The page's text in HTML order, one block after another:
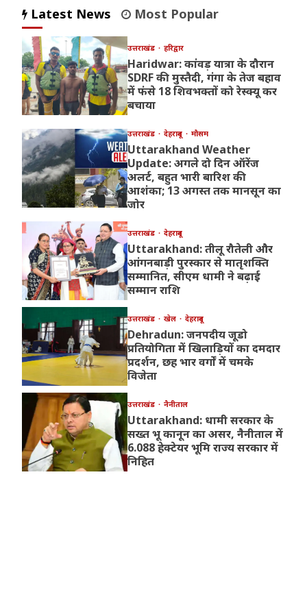
Latest News Most Popular
उत्तराखंड हरिद्वार
Haridwar: कांवड़ यात्रा के दौरान
SDRF की मुस्तैदी, गंगा के तेज बहाव
में फंसे 18 शिवभक्तों को रेस्क्यू कर
बचाया
उत्तराखंड देहरादून मौसम
Uttarakhand Weather
Update: अगले दो दिन ऑरेंज
अलर्ट, बहुत भारी बारिश की
आशंका; 13 अगस्त तक मानसून का
जोर
उत्तराखंड देहरादून
Uttarakhand: तीलू रौतेली और
आंगनबाड़ी पुरस्कार से मातृशक्ति
सम्मानित, सीएम धामी ने बढ़ाई
सम्मान राशि
उत्तराखंड खेल देहरादून
Dehradun: जनपदीय जूडो
प्रतियोगिता में खिलाड़ियों का दमदार
प्रदर्शन, छह भार वर्गों में चमके
विजेता
उत्तराखंड नैनीताल
Uttarakhand: धामी सरकार के
सख्त भू कानून का असर, नैनीताल में
6.088 हेक्टेयर भूमि राज्य सरकार में
निहित